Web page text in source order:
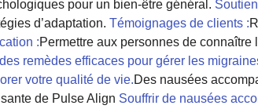
pour un bien-être général.
d’adaptation. Témoignages de clients :
:Permettre aux personnes de
remèdes efficaces pour gérer les
votre qualité de vie.Des nausées
de Pulse Align Souffrir de nausées